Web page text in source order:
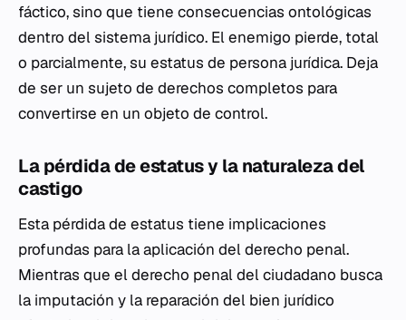
fáctico, sino que tiene consecuencias ontológicas
dentro del sistema jurídico. El enemigo pierde, total
o parcialmente, su estatus de persona jurídica. Deja
de ser un sujeto de derechos completos para
convertirse en un objeto de control.
La pérdida de estatus y la naturaleza del
castigo
Esta pérdida de estatus tiene implicaciones
profundas para la aplicación del derecho penal.
Mientras que el derecho penal del ciudadano busca
la imputación y la reparación del bien jurídico